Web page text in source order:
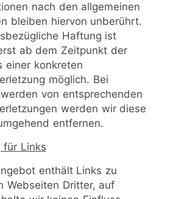
nach den allgemeinen
bleiben hiervon unberührt.
Haftung ist
ab dem Zeitpunkt der
einer konkreten
möglich. Bei
von entsprechenden
werden wir diese
entfernen.
für Links
enthält Links zu
Webseiten Dritter, auf